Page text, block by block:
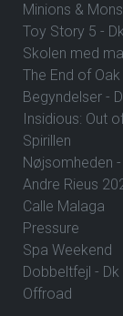
Minions &
Toy Story 5 -
Skolen med
The End of
Begyndelser -
Insidious: Out
Spirillen
Nøjsomheden
Andre Rieus
Calle Malaga
Pressure
Spa Weekend
Dobbeltfejl -
Offroad